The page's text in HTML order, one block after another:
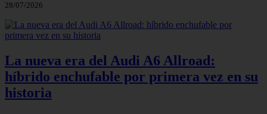
28/07/2026
La nueva era del Audi A6 Allroad:
híbrido enchufable por primera vez en su
historia